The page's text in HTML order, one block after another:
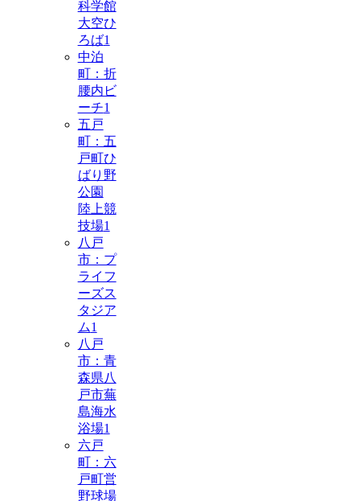
科学館
大空ひ
ろば1
中泊
町：折
腰内ビ
ーチ1
五戸
町：五
戸町ひ
ばり野
公園
陸上競
技場1
八戸
市：プ
ライフ
ーズス
タジア
ム1
八戸
市：青
森県八
戸市蕪
島海水
浴場1
六戸
町：六
戸町営
野球場